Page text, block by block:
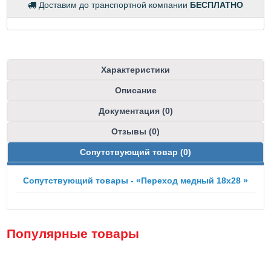
Доставим до транспортной компании БЕСПЛАТНО
Характеристики
Описание
Документация (0)
Отзывы (0)
Сопутствующий товар (0)
Сопутствующий товары - «Переход медный 18х28 »
Популярные товары